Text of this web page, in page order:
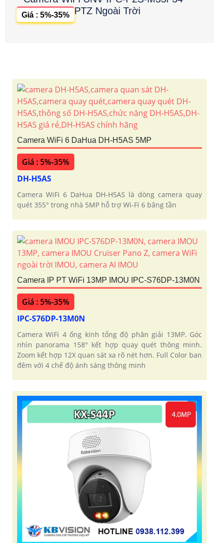
PTZ Ngoài Trời
Giá : 5%-35%
Camera WiFi 6 DaHua DH-H5AS 5MP
Giá : 5%-35%
DH-H5AS
Camera WiFi 6 DaHua DH-H5AS là dòng camera quay
quét 355° trong nhà 5MP hỗ trợ Wi-Fi 6 băng tần
Camera IP PT WiFi 13MP IMOU IPC-S76DP-13M0N
Giá : 5%-35%
IPC-S76DP-13M0N
Camera WiFi 4 ống kính tổng độ phân giải 13MP. Góc
nhìn panorama 158° kết hợp quay quét thông minh.
Zoom kết hợp 12X quan sát xa rõ nét hơn. Full Color ban
đêm với 4 chế độ ánh sáng thông minh